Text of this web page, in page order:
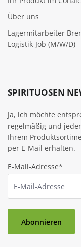
Über uns
Lagermitarbeiter
Logistik-Job (M/W/D)
SPIRITUOSEN
Ja, ich möchte
regelmäßig und
Ihrem
per E-Mail erhalten.
E-Mail-Adresse*
Abonnieren